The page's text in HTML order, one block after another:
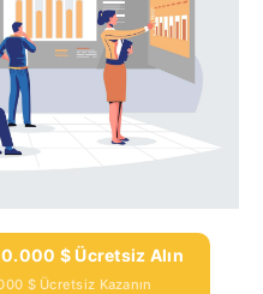
$ Ücretsiz Alın
$ Ücretsiz Kazanın